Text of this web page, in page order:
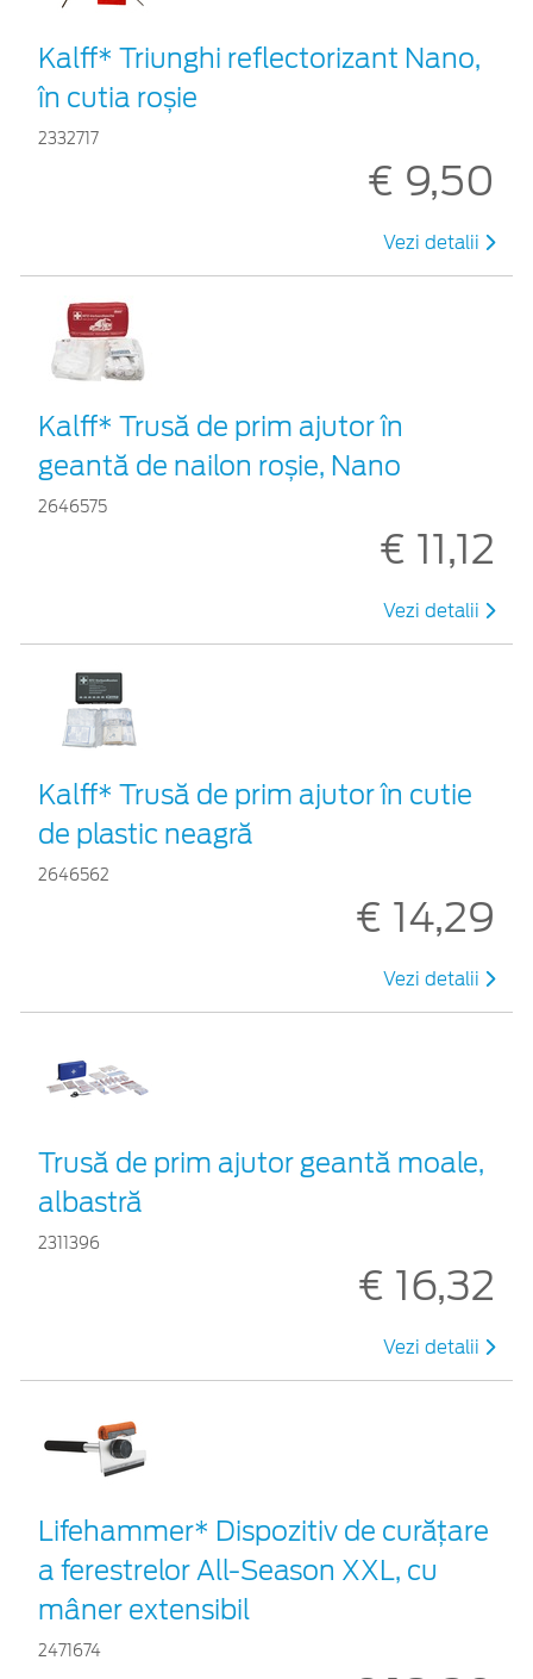
Kalff* Triunghi reflectorizant Nano,
în cutia roșie
2332717
€ 9,50
Vezi detalii
Kalff* Trusă de prim ajutor în
geantă de nailon roșie, Nano
2646575
€ 11,12
Vezi detalii
Kalff* Trusă de prim ajutor în cutie
de plastic neagră
2646562
€ 14,29
Vezi detalii
Trusă de prim ajutor geantă moale,
albastră
2311396
€ 16,32
Vezi detalii
Lifehammer* Dispozitiv de curățare
a ferestrelor All-Season XXL, cu
mâner extensibil
2471674